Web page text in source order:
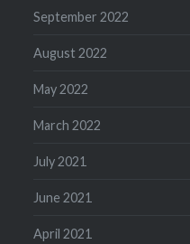
September 2022
August 2022
May 2022
March 2022
July 2021
June 2021
April 2021